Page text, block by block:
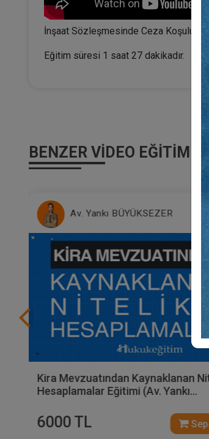
İnşaat Sözleşmesinde Ceza Koşulu
Eğitim süresi 1 saat 27 dakikadır.
BENZER VIDEO EĞITIMLER
Av. Yankı BÜYÜKSEZER
Kira Mevzuatından Kaynaklanan
Hesaplamalar Eğitimi (Av. Yankı
6000 TL